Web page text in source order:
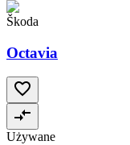
Škoda
Octavia
Używane